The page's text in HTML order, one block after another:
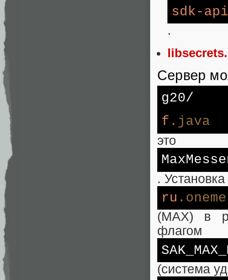
sdk-
.
Сервер
g20/
f .java
это
. Установка
ru .oneme
(MAX) в
флагом
(система